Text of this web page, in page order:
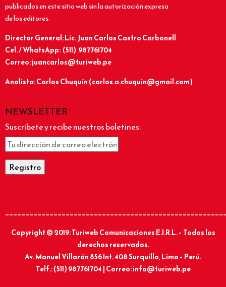
publicados en este sitio web sin la autorización expresa
de los editores.
Director General: Lic.Juan Carlos Castro Carbonell
Cel. / WhatsApp: (511) 987761704
Correo: juancarlos@turiweb.pe
Analista: Carlos Chuquín (carlos.a.chuquin@gmail.com)
NEWSLETTER
Suscríbete y recibe nuestros boletines:
Copyright © 2019: Turiweb Comunicaciones E.I.R.L. – Todos los
derechos reservados.
Av. Manuel Villarán 856 Int. 408 Surquillo, Lima – Perú.
Telf.: (511) 987761704 | Correo: info@turiweb.pe